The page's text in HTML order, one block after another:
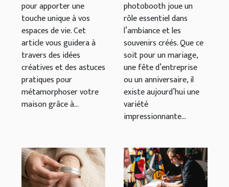
pour apporter une
touche unique à vos
espaces de vie. Cet
article vous guidera à
travers des idées
créatives et des astuces
pratiques pour
métamorphoser votre
maison grâce à...
photobooth joue un
rôle essentiel dans
l’ambiance et les
souvenirs créés. Que ce
soit pour un mariage,
une fête d’entreprise
ou un anniversaire, il
existe aujourd’hui une
variété
impressionnante...